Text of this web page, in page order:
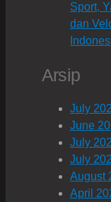
Sport,
dan
Arsip
July
June
July
July
August
April